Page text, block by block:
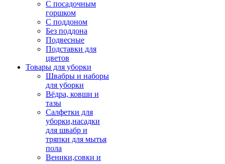
С посадочным
горшком
С поддоном
Без поддона
Подвесные
Подставки для
цветов
Товары для уборки
Швабры и наборы
для уборки
Вёдра, ковши и
тазы
Салфетки для
уборки,насадки
для швабр и
тряпки для мытья
пола
Веники,совки и